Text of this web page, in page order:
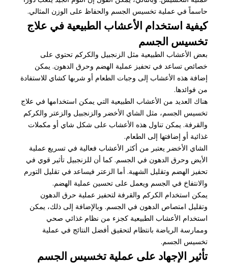
حاسماً في عملية تخسيس الجسم والحفاظ على الوزن المثالي.
كيفية استخدام الأعشاب الطبيعية في علاج
تخسيس الجسم
بعض الأعشاب الطبيعية مثل الزنجبيل والكركم تحتوي على
خصائص تساعد في تحفيز عملية الهضم وحرق الدهون. يمكن
إضافة هذه الأعشاب إلى وجبات الطعام أو شربها كشاي للاستفادة
من فوائدها.
هناك العديد من الأعشاب الطبيعية التي يمكن استخدامها في علاج
تخسيس الجسم، مثل الشاي الأخضر والزنجبيل والزعتر والكركم
والقرفة. يمكن تناول هذه الأعشاب على شكل شاي أو مكملات
غذائية أو إضافتها إلى الطعام.
الشاي الأخضر يعتبر من أكثر الأعشاب فعالية في تسريع عملية
الأيض وحرق الدهون في الجسم. كما أن للزنجبيل تأثير قوي في
تحفيز الهضم وتقليل الشهية. أما الزعتر فيساعد في تقليل التورم
والانتفاخ في الجسم ويعمل على تحسين عملية الهضم.
يمكن استخدام الكركم والقرفة لتحفيز عملية حرق الدهون
وتقليل امتصاص الدهون في الجسم. وبالإضافة إلى ذلك، يمكن
استخدام الأعشاب الطبيعية كجزء من نظام غذائي صحي
وممارسة الرياضة بانتظام لتحقيق أفضل النتائج في عملية
تخسيس الجسم.
تأثير الإجهاد على عملية تخسيس الجسم